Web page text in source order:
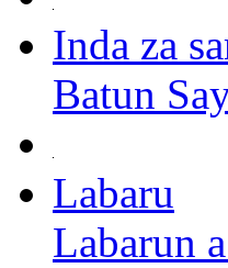
Inda za
Batun
Labaru
Labarun